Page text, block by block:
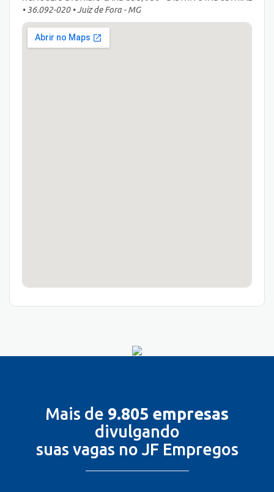
• 36.092-020 • Juiz de Fora - MG
Mais de 9.805 empresas
divulgando
suas vagas no JF Empregos